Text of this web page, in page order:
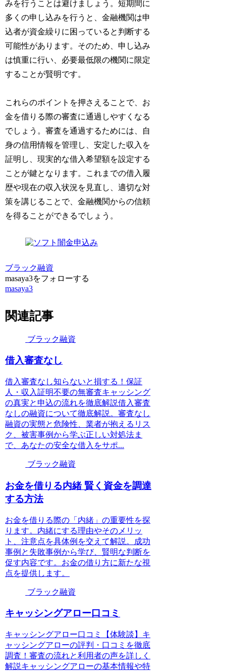
みを行うことは避けましょう。短期間に
多くの申し込みを行うと、金融機関は申
込者が資金繰りに困っていると判断する
可能性があります。そのため、申し込み
は慎重に行い、必要最低限の機関に限定
することが賢明です。
これらのポイントを押さえることで、お
金を借りる際の審査に通過しやすくなる
でしょう。審査を通過するためには、自
身の信用情報を管理し、安定した収入を
証明し、現実的な借入希望額を設定する
ことが鍵となります。これまでの借入履
歴や現在の収入状況を見直し、適切な対
策を講じることで、金融機関からの信頼
を得ることができるでしょう。
ブラック融資
masaya3をフォローする
masaya3
関連記事
ブラック融資
借入審査なし
借入審査なし知らないと損する！保証
人・収入証明不要の無審査キャッシング
の真実と申込の流れを徹底解説借入審査
なしの融資について徹底解説。審査なし
融資の実態と危険性、業者が抱えるリス
ク、被害事例から学ぶ正しい対処法ま
で、あなたの安全な借入をサポ...
ブラック融資
お金を借りる内緒 賢く資金を調達
する方法
お金を借りる際の「内緒」の重要性を探
ります。内緒にする理由やそのメリッ
ト、注意点を具体例を交えて解説。成功
事例と失敗事例から学び、賢明な判断を
促す内容です。お金の借り方に新たな視
点を提供します。
ブラック融資
キャッシングアロー口コミ
キャッシングアロー口コミ【体験談】キ
ャッシングアローの評判・口コミを徹底
調査！審査の流れと利用者の声を詳しく
解説キャッシングアローの基本情報や特